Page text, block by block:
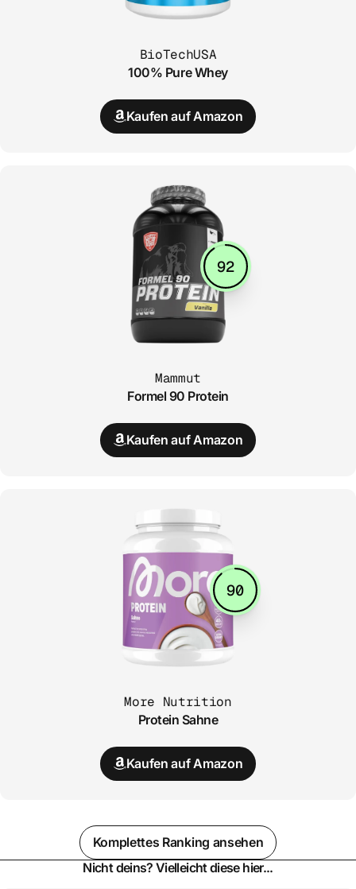
BioTechUSA
100% Pure Whey
Kaufen auf Amazon
92
Mammut
Formel 90 Protein
Kaufen auf Amazon
90
More Nutrition
Protein Sahne
Kaufen auf Amazon
Komplettes Ranking ansehen
Nicht deins? Vielleicht diese hier...